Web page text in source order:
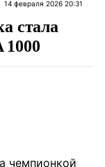
14 февраля 2026 20:31
стала
1000